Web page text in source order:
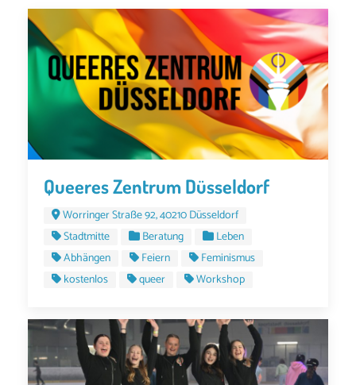
Queeres Zentrum Düsseldorf
Worringer Straße 92, 40210 Düsseldorf
Stadtmitte
Beratung
Leben
Abhängen
Feiern
Feminismus
kostenlos
queer Workshop